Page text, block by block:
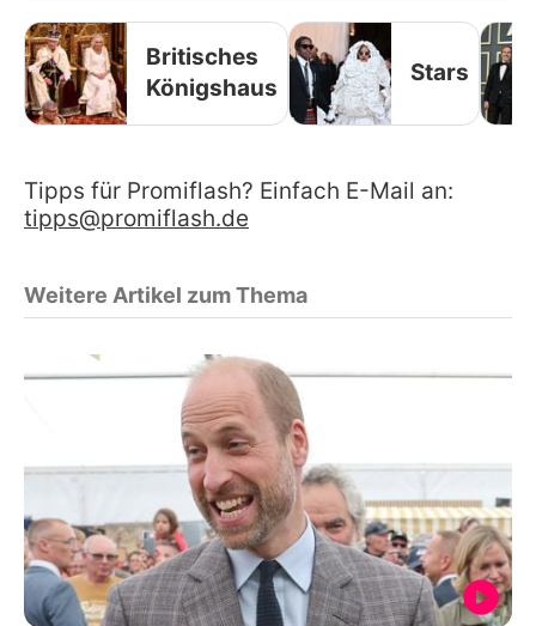
Britisches
Königshaus
Stars
Tipps für Promiflash? Einfach E-Mail an:
tipps@promiflash.de
Weitere Artikel zum Thema